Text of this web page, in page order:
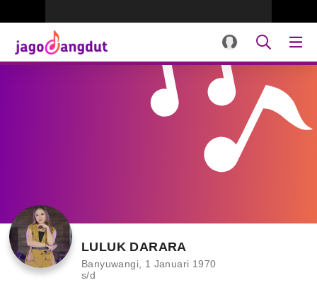
LULUK DARARA
Banyuwangi, 1 Januari 1970
s/d